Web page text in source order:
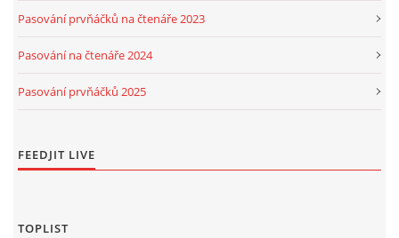
Pasování prvňáčků na čtenáře 2023
Pasování na čtenáře 2024
Pasování prvňáčků 2025
FEEDJIT LIVE
TOPLIST